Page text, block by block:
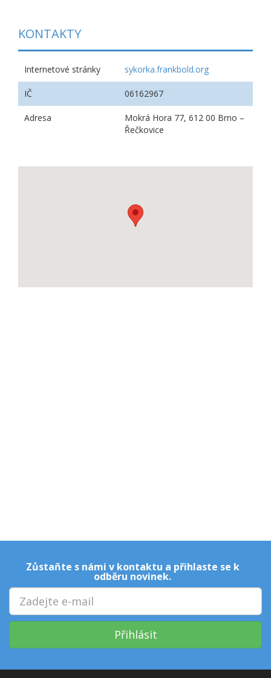
KONTAKTY
Internetové stránky sykorka.frankbold.org
IČ 06162967
Adresa
Mokrá Hora 77, 612 00 Brno –
Řečkovice
Zůstaňte s námi v kontaktu a přihlaste se k
odběru novinek.
Přihlásit